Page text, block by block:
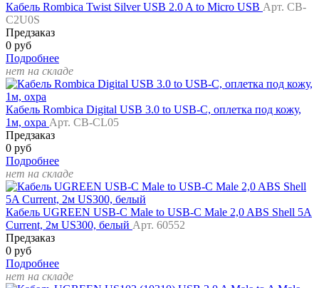
Кабель Rombica Twist Silver USB 2.0 A to Micro USB Арт. CB-
C2U0S
Предзаказ
0 руб
Подробнее
нет на складе
Кабель Rombica Digital USB 3.0 to USB-C, оплетка под кожу,
1м, охра Арт. CB-CL05
Предзаказ
0 руб
Подробнее
нет на складе
Кабель UGREEN USB-C Male to USB-C Male 2,0 ABS Shell 5A
Current, 2м US300, белый Арт. 60552
Предзаказ
0 руб
Подробнее
нет на складе